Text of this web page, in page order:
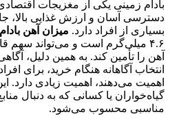
بادام زمینی یکی از مغزیجات
دسترسی آسان و ارزش غذایی بالا،
بسیاری از افراد دارد. میزان آهن
۴.۶ میلی‌گرم است و می‌تواند سهم
آهن را تأمین کند. به همین دلیل،
انتخاب آگاهانه هنگام خرید، برای
اهمیت می‌دهند، اهمیت زیادی دارد.
گیاه‌خواران یا کسانی که به دنبال
مناسبی محسوب می‌شود.